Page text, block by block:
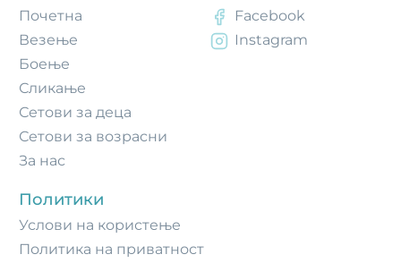
Почетнa
Везење
Боење
Сликање
Сетови за деца
Сетови за возрасни
За нас
Политики
Услови на користење
Политика на приватност
Facebook
Instagram